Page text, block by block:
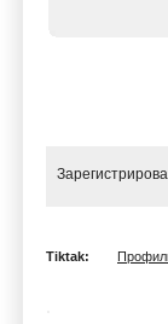
Tiktak: